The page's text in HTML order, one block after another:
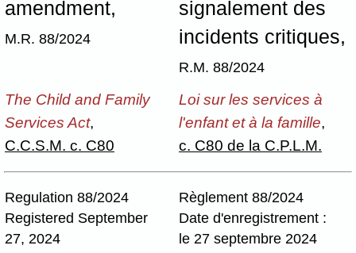
amendment,
M.R. 88/2024
signalement des
incidents critiques,
R.M. 88/2024
The Child and Family
Services Act,
C.C.S.M. c. C80
Loi sur les services à
l'enfant et à la famille,
c. C80 de la C.P.L.M.
Regulation 88/2024
Registered September
27, 2024
Règlement 88/2024
Date d'enregistrement :
le 27 septembre 2024